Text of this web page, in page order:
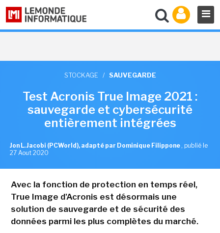
STOCKAGE / SAUVEGARDE
Test Acronis True Image 2021 :
sauvegarde et cybersécurité
entièrement intégrées
Jon L. Jacobi (PCWorld), adapté par Dominique Filippone , publié le
27 Aout 2020
Avec la fonction de protection en temps réel,
True Image d'Acronis est désormais une
solution de sauvegarde et de sécurité des
données parmi les plus complètes du marché.